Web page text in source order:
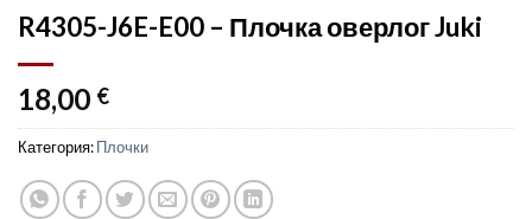
R4305-J6E-E00 – Плочка оверлог Juki
18,00 €
Категория:Плочки